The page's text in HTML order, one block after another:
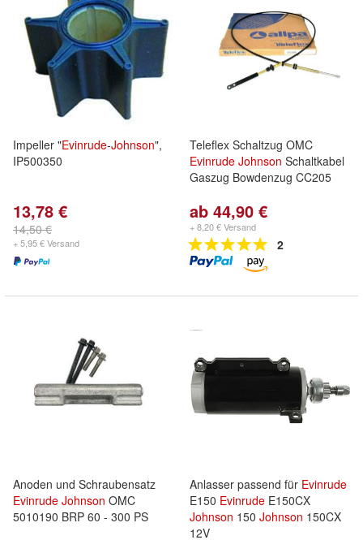
Impeller "Evinrude-Johnson",
IP500350
13,78 €
14,50 €
+ 5,95 € Versand
Teleflex Schaltzug OMC
Evinrude Johnson Schaltkabel
Gaszug Bowdenzug CC205
ab 44,90 €
+ 8,20 € Versand
2
Anoden und Schraubensatz
Evinrude Johnson OMC
5010190 BRP 60 - 300 PS
Anlasser passend für Evinrude
E150 Evinrude E150CX
Johnson 150 Johnson 150CX
12V